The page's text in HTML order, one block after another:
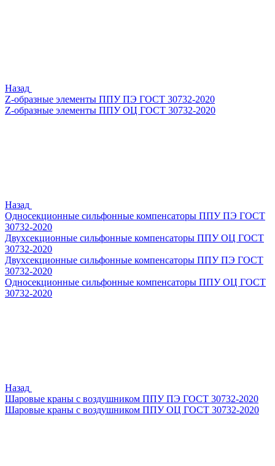
Назад
Z-образные элементы ППУ ПЭ ГОСТ 30732-2020
Z-образные элементы ППУ ОЦ ГОСТ 30732-2020
Назад
Односекционные сильфонные компенсаторы ППУ ПЭ ГОСТ
30732-2020
Двухсекционные сильфонные компенсаторы ППУ ОЦ ГОСТ
30732-2020
Двухсекционные сильфонные компенсаторы ППУ ПЭ ГОСТ
30732-2020
Односекционные сильфонные компенсаторы ППУ ОЦ ГОСТ
30732-2020
Назад
Шаровые краны с воздушником ППУ ПЭ ГОСТ 30732-2020
Шаровые краны с воздушником ППУ ОЦ ГОСТ 30732-2020